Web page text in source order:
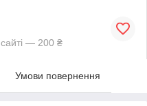
— 200 ₴
Умови повернення